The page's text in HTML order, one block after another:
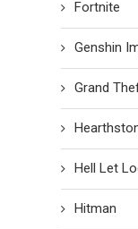
Fortnite
Genshin
Grand
Hell Let
Hitman